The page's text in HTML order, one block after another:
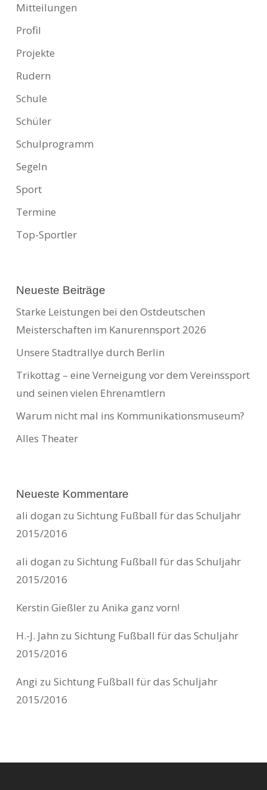
Mitteilungen
Profil
Projekte
Rudern
Schule
Schüler
Schulprogramm
Segeln
Sport
Termine
Top-Sportler
Neueste Beiträge
Starke Leistungen bei den Ostdeutschen
Meisterschaften im Kanurennsport 2026
Unsere Stadtrallye durch Berlin
Trikottag – eine Verneigung vor dem Vereinssport
und seinen vielen Ehrenamtlern
Warum nicht mal ins Kommunikationsmuseum?
Alles Theater
Neueste Kommentare
ali dogan zu Sichtung Fußball für das Schuljahr
2015/2016
ali dogan zu Sichtung Fußball für das Schuljahr
2015/2016
Kerstin Gießlerzu Anika ganz vorn!
H.-J. Jahn zu Sichtung Fußball für das Schuljahr
2015/2016
Angi zu Sichtung Fußball für das Schuljahr
2015/2016